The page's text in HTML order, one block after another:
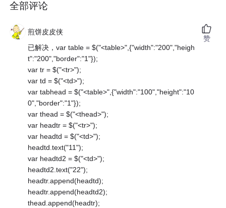
全部评论
煎饼皮皮侠
已解决，var table = $("<table>",{"width":"200","heigh
t":"200","border":"1"});
var tr = $("<tr>");
var td = $("<td>");
var tabhead = $("<table>",{"width":"100","height":"10
0","border":"1"});
var thead = $("<thead>");
var headtr = $("<tr>");
var headtd = $("<td>");
headtd.text("11");
var headtd2 = $("<td>");
headtd2.text("22");
headtr.append(headtd);
headtr.append(headtd2);
thead.append(headtr);
赞